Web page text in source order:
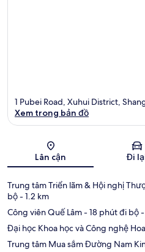
1 Pubei Road, Xuhui District,
Xem trong bản đồ
Lân cận Đi
Trung tâm Triển lãm & Hội nghị
bộ- 1.2 km
Công viên Quế Lâm- 18 phút đi bộ
Đại học Khoa học và Công nghệ
Trung tâm Mua sắm Đường Nam